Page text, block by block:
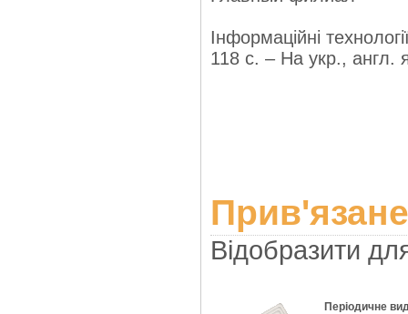
Інформаційні
118 с. – На укр., англ.
Відобразити
Періодичне